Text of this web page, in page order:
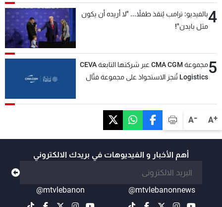
A+
A-
4بالفيديو: ترامب يُنقذ طفلاً... "لا أريده أن يكون
مثل بايدن"!
5
مجموعة CMA CGM عبر شركتها التابعة CEVA
Logistics تُنجز الاستحواذ على مجموعة فتّال
أهم الأخبار و الفيديوهات في بريدك الالكتروني
@mtvlebanonnews
@mtvlebanon